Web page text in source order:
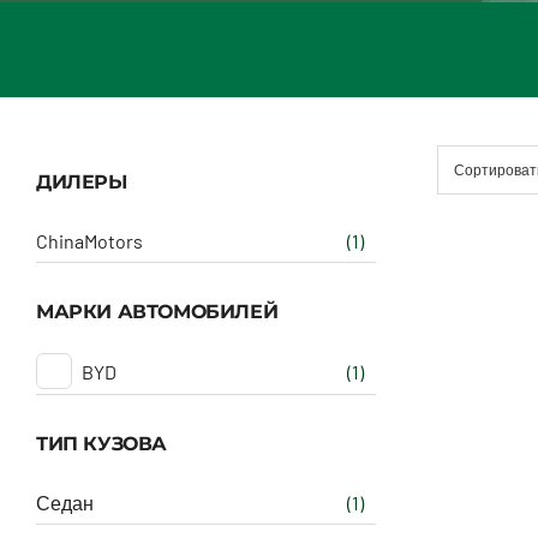
ДИЛЕРЫ
ChinaMotors (1)
МАРКИ АВТОМОБИЛЕЙ
BYD (1)
ТИП КУЗОВА
Седан (1)